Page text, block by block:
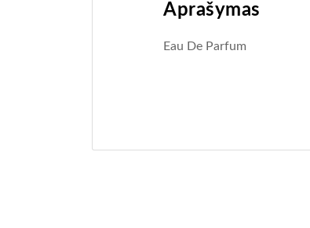
Aprašymas
Eau De Parfum